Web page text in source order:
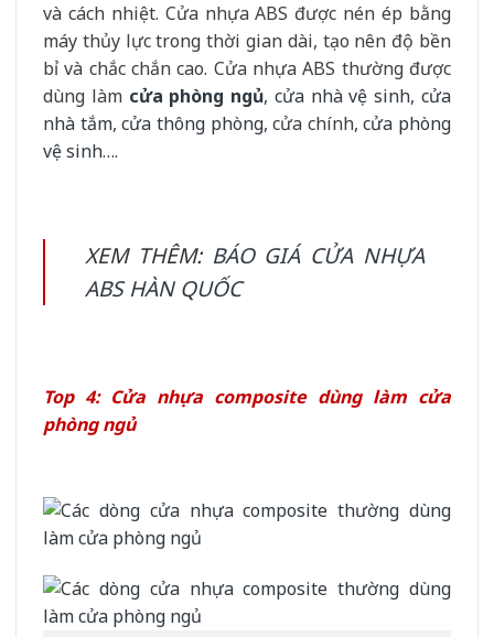
và cách nhiệt. Cửa nhựa ABS được nén ép bằng
máy thủy lực trong thời gian dài, tạo nên độ bền
bỉ và chắc chắn cao. Cửa nhựa ABS thường được
dùng làm cửa phòng ngủ, cửa nhà vệ sinh,cửa
nhà tắm,cửa thông phòng, cửa chính,cửa phòng
vệ sinh….
XEM THÊM: BÁO GIÁ CỬA NHỰA
ABS HÀN QUỐC
Top 4: Cửa nhựa composite dùng làm cửa
phòng ngủ